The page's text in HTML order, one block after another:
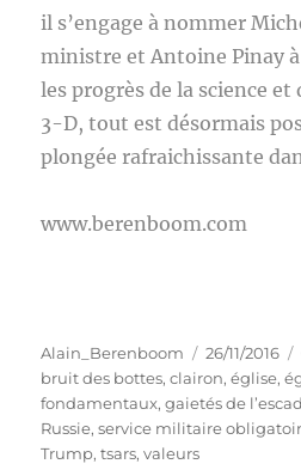
il s’engage à nommer
ministre et Antoine Pinay à
les progrès de la science
3-D, tout est désormais
plongée rafraichissante
www.berenboom.com
Auteur
Alain_Berenboom
Publié
le
26/11/2016
bruit des bottes,clairon,église,
fondamentaux,gaietés de
Russie,service militaire
Trump,tsars,valeurs